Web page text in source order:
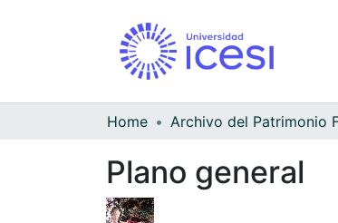
Home
Plano general